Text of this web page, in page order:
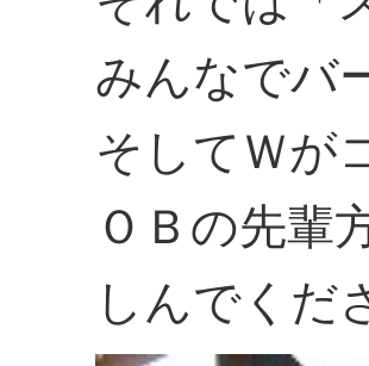
みんなでバ
そしてＷが
ＯＢの先輩
しんでくだ